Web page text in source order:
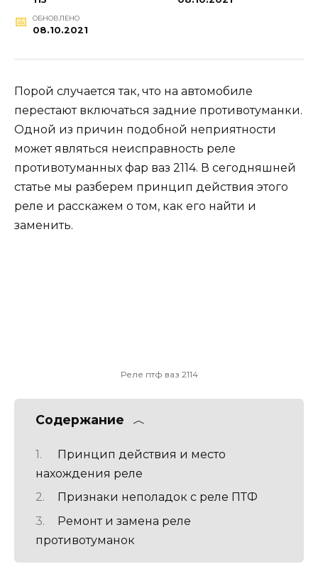
ОБНОВЛЕНО
08.10.2021
Порой случается так, что на автомобиле
перестают включаться задние противотуманки.
Одной из причин подобной неприятности
может являться неисправность реле
противотуманных фар ваз 2114. В сегодняшней
статье мы разберем принцип действия этого
реле и расскажем о том, как его найти и
заменить.
Реле птф ваз 2114
Содержание
Принцип действия и место
нахождения реле
Признаки неполадок с реле ПТФ
Ремонт и замена реле
противотуманок